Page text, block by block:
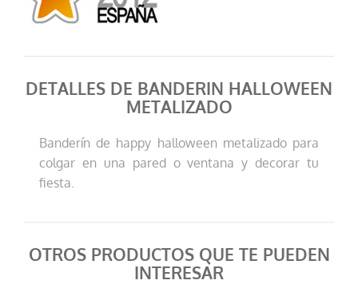
DETALLES DE BANDERIN HALLOWEEN
METALIZADO
Banderín de happy halloween metalizado para
colgar en una pared o ventana y decorar tu
fiesta.
OTROS PRODUCTOS QUE TE PUEDEN
INTERESAR